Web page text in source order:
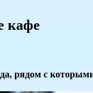
кафе
рядом с